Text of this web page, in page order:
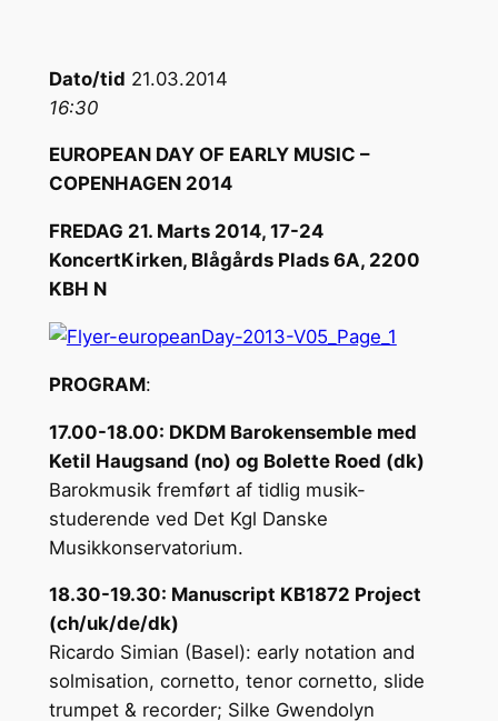
Dato/tid 21.03.2014
16:30
EUROPEAN DAY OF EARLY MUSIC –
COPENHAGEN 2014
FREDAG 21. Marts 2014, 17-24
KoncertKirken, Blågårds Plads 6A, 2200
KBH N
PROGRAM:
17.00-18.00: DKDM Barokensemble med
Ketil Haugsand (no) og Bolette Roed (dk)
Barokmusik fremført af tidlig musik-
studerende ved Det Kgl Danske
Musikkonservatorium.
18.30-19.30: Manuscript KB1872 Project
(ch/uk/de/dk)
Ricardo Simian (Basel): early notation and
solmisation, cornetto, tenor cornetto, slide
trumpet & recorder; Silke Gwendolyn